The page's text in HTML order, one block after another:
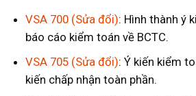
VSA 700 (Sửa đổi): Hình thành ý
báo cáo kiểm toán về BCTC.
VSA 705 (Sửa đổi): Ý kiến kiểm
kiến chấp nhận toàn phần.